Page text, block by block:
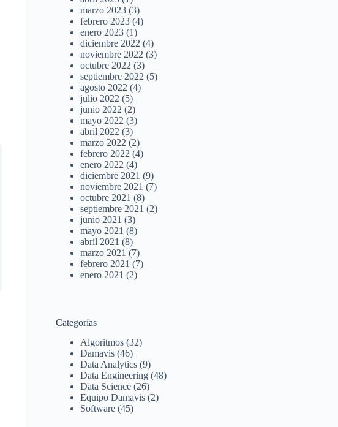
marzo 2023 (3)
febrero 2023 (4)
enero 2023 (1)
diciembre 2022 (4)
noviembre 2022 (3)
octubre 2022 (3)
septiembre 2022 (5)
agosto 2022 (4)
julio 2022 (5)
junio 2022 (2)
mayo 2022 (3)
abril 2022 (3)
marzo 2022 (2)
febrero 2022 (4)
enero 2022 (4)
diciembre 2021 (9)
noviembre 2021 (7)
octubre 2021 (8)
septiembre 2021 (2)
junio 2021 (3)
mayo 2021 (8)
abril 2021 (8)
marzo 2021 (7)
febrero 2021 (7)
enero 2021 (2)
Categorías
Algoritmos (32)
Damavis (46)
Data Analytics (9)
Data Engineering (48)
Data Science (26)
Equipo Damavis (2)
Software (45)